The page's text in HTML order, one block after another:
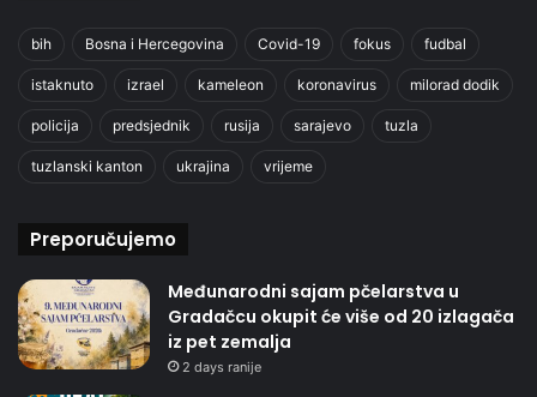
bih Bosna i Hercegovina Covid-19 fokus fudbal
istaknuto izrael kameleon koronavirus milorad dodik
policija predsjednik rusija sarajevo tuzla
tuzlanski kanton ukrajina vrijeme
Preporučujemo
Međunarodni sajam pčelarstva u
Gradačcu okupit će više od 20 izlagača
iz pet zemalja
2 days ranije